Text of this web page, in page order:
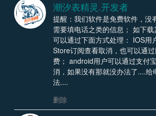
潮汐表精灵.开发者
提醒：我们软件是免费软件，没
需要填电话之类的信息； 如下
可以通过下面方式处理： IOS用
Store订阅查看取消，也可以通
费； android用户可以通过支付
消，如果没有那就没办法了....给
法....
删除